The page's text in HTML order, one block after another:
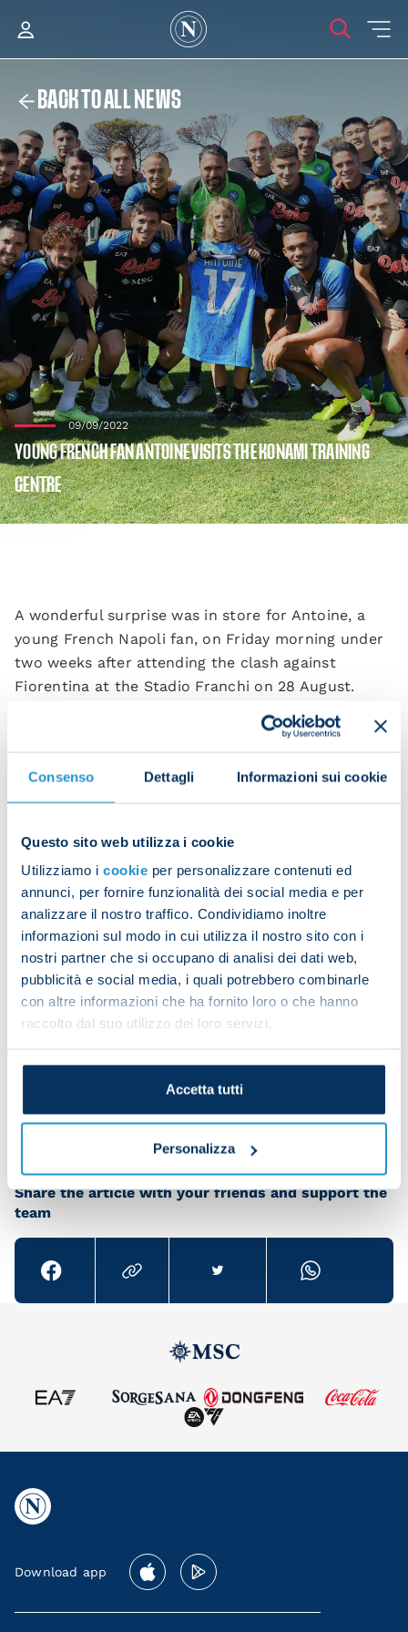
Consenso Dettagli Informazioni sui cookie
Questo sito web utilizza i cookie
Utilizziamo i cookie per personalizzare contenuti ed
annunci, per fornire funzionalità dei social media e per
analizzare il nostro traffico. Condividiamo inoltre
informazioni sul modo in cui utilizza il nostro sito con i
nostri partner che si occupano di analisi dei dati web,
pubblicità e social media, i quali potrebbero combinarle
con altre informazioni che ha fornito loro o che hanno
raccolto dal suo utilizzo dei loro servizi.
Accetta tutti
Personalizza
BACK TO ALL NEWS
09/09/2022
YOUNG FRENCH FAN ANTOINE VISITS THE KONAMI TRAINING
CENTRE
A wonderful surprise was in store for Antoine, a
young French Napoli fan, on Friday morning under
two weeks after attending the clash against
Fiorentina at the Stadio Franchi on 28 August.
where he got to meet vice president Edoardo De
his name and date of birth on it, before being
team squad.
Along with his parents, Antoine got to watch
training from the sidelines and even got to have a
kickabout with Eljif Elmas and Frank Anguissa.
underpinned by pure passion for the Azzurri.
Share the article with your friends and support the
team
Download app